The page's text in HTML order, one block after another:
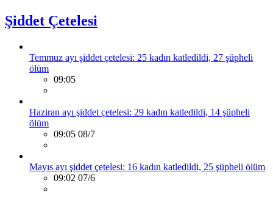
Şiddet Çetelesi
Temmuz ayı şiddet çetelesi: 25 kadın katledildi, 27 şüpheli
ölüm
09:05
Haziran ayı şiddet çetelesi: 29 kadın katledildi, 14 şüpheli
ölüm
09:05 08/7
Mayıs ayı şiddet çetelesi: 16 kadın katledildi, 25 şüpheli ölüm
09:02 07/6